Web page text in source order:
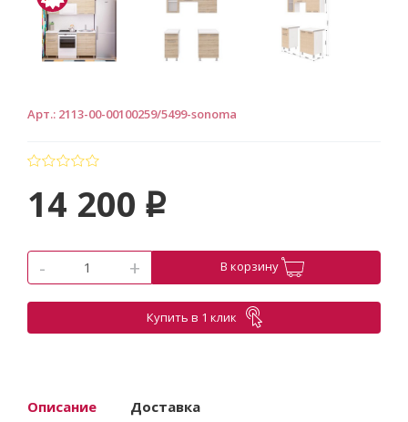
Арт.: 2113-00-00100259/5499-sonoma
14 200 p
- + В корзину
Купить в 1 клик
Описание Доставка